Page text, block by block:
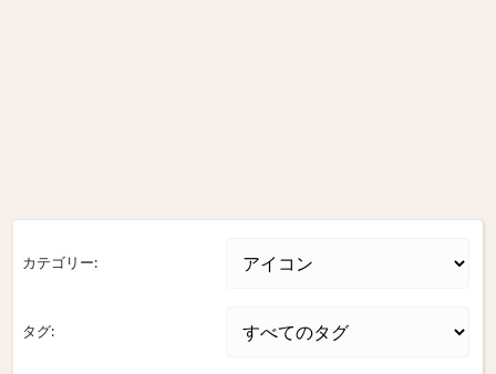
カテゴリー:
タグ: